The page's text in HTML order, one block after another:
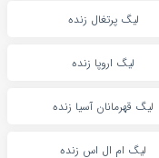
لیگ پرتغال زنده
لیگ اروپا زنده
لیگ قهرمانان آسیا زنده
لیگ ام ال اس زنده